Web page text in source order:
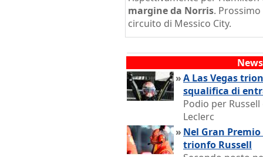
margine da Norris.
circuito di Messico City.
»A Las Vegas
squalifica di
Podio per
Leclerc
» Nel Gran
trionfo Russell